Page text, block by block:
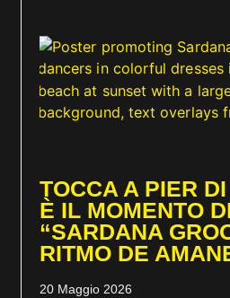
TOCCA A PIER
È IL MOMENTO
“SARDANA
RITMO DE
20 Maggio 2026